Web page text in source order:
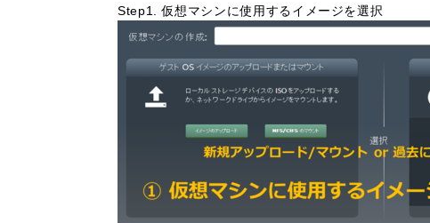
Step1. 仮想マシンに使用するイメージを選択